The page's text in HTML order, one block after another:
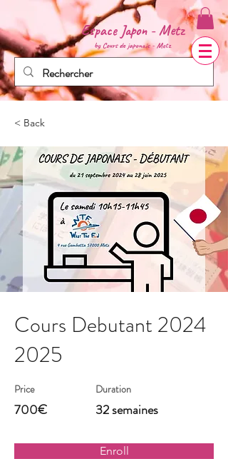
Espace Japon - Metz
by Cours dejaponais - Metz
< Back
Cours Debutant 2024
2025
Price
700€
Duration
32 semaines
Enroll